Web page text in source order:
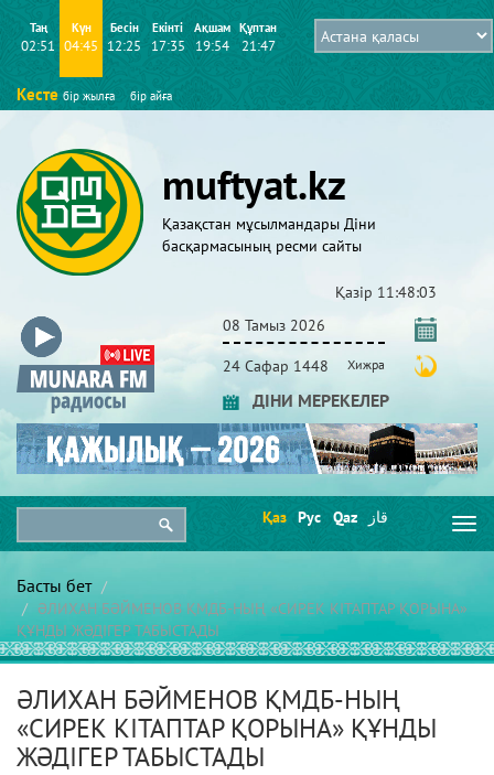
Таң
02:51
Күн
04:45
Бесін
12:25
Екінті
17:35
Ақшам
19:54
Құптан
21:47
Кесте бір жылға бір айға
muftyat.kz
Қазақстан мұсылмандары Діни
басқармасының ресми сайты
Қазір 11:48:04
08 Тамыз 2026
24 Сафар 1448 Хижра
ДІНИ МЕРЕКЕЛЕР
Қаз Рус Qaz قاز
Басты бет
ӘЛИХАН БӘЙМЕНОВ ҚМДБ-НЫҢ «СИРЕК КІТАПТАР ҚОРЫНА»
ҚҰНДЫ ЖӘДІГЕР ТАБЫСТАДЫ
ӘЛИХАН БӘЙМЕНОВ ҚМДБ-НЫҢ
«СИРЕК КІТАПТАР ҚОРЫНА» ҚҰНДЫ
ЖӘДІГЕР ТАБЫСТАДЫ